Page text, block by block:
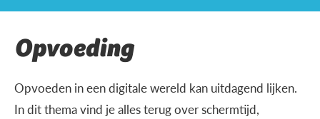
Opvoeding
Opvoeden in een digitale wereld kan uitdagend lijken.
In dit thema vind je alles terug over schermtijd,